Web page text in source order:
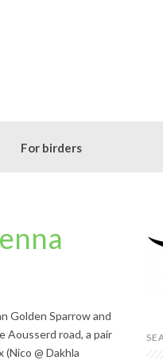
For birders
Golden Sparrow and
Aousserd road, a pair
@ Dakhla